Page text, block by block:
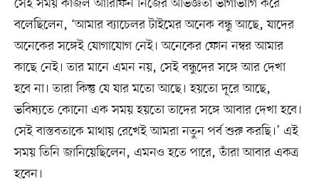
সেই সময় কাজল আরিফিন নিজের অভিজ্ঞতা ভাগাভাগি করে
বলেছিলেন, ‘আমার ব্যাচেলর টাইমের অনেক বন্ধু আছে, যাদের
অনেকের সঙ্গেই যোগাযোগ নেই। অনেকের ফোন নম্বর আমার
কাছে নেই। তার মানে এমন নয়, সেই বন্ধুদের সঙ্গে আর দেখা
হবে না। তারা কিন্তু যে যার মতো আছে। হয়তো দূরে আছে,
ভবিষ্যতে কোনো এক সময় হয়তো তাদের সঙ্গে আবার দেখা হবে।
সেই বাস্তবতাকে মাথায় রেখেই আমরা নতুন পর্ব শুরু করছি।’ এই
সময় তিনি জানিয়েছিলেন, এমনও হতে পারে, তাঁরা আবার একত্র
হবেন।